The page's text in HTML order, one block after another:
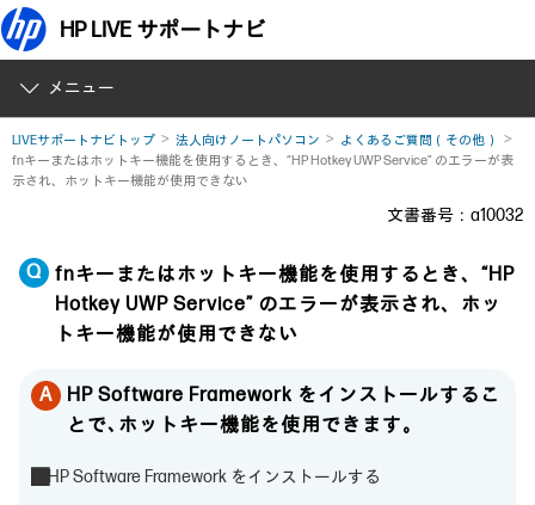
HP LIVE サポートナビ
メニュー
LIVEサポートナビトップ 法人向けノートパソコン
よくあるご質問（その他）
fnキーまたはホットキー機能を使用するとき、“HP Hotkey UWP Service” のエラーが表
示され、ホットキー機能が使用できない
文書番号：a10032
fnキーまたはホットキー機能を使用するとき、“HP
Hotkey UWP Service” のエラーが表示され、ホッ
トキー機能が使用できない
HP Software Framework をインストールするこ
とで､ホットキー機能を使用できます。
■HP Software Framework をインストールする